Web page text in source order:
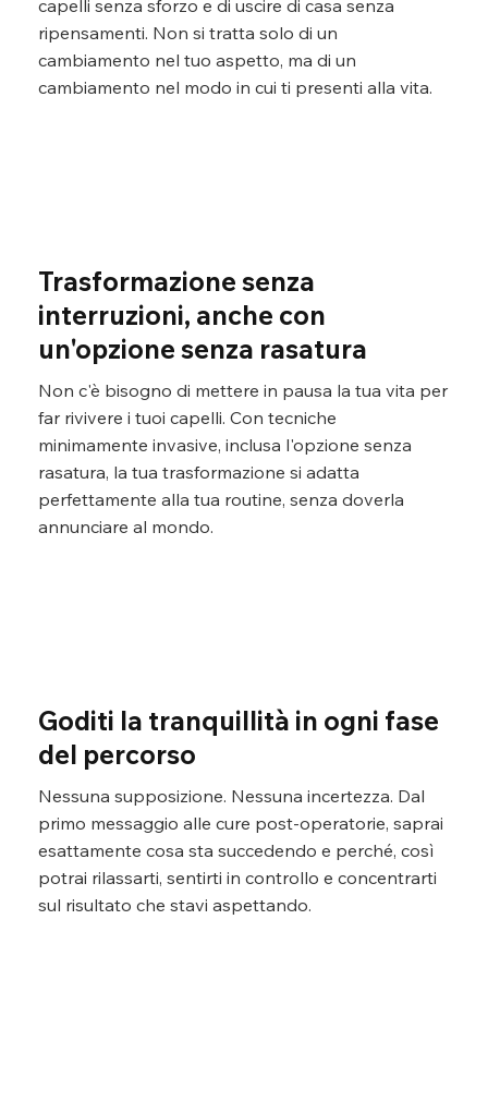
capelli senza sforzo e di uscire di casa senza
ripensamenti. Non si tratta solo di un
cambiamento nel tuo aspetto, ma di un
cambiamento nel modo in cui ti presenti alla vita.
Trasformazione senza
interruzioni, anche con
un'opzione senza rasatura
Non c'è bisogno di mettere in pausa la tua vita per
far rivivere i tuoi capelli. Con tecniche
minimamente invasive, inclusa l'opzione senza
rasatura, la tua trasformazione si adatta
perfettamente alla tua routine, senza doverla
annunciare al mondo.
Goditi la tranquillità in ogni fase
del percorso
Nessuna supposizione. Nessuna incertezza. Dal
primo messaggio alle cure post-operatorie, saprai
esattamente cosa sta succedendo e perché, così
potrai rilassarti, sentirti in controllo e concentrarti
sul risultato che stavi aspettando.